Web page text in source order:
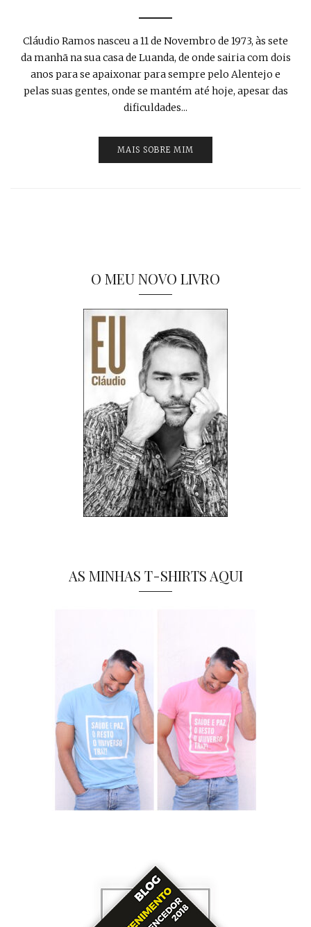
Cláudio Ramos nasceu a 11 de Novembro de 1973, às sete
da manhã na sua casa de Luanda, de onde sairia com dois
anos para se apaixonar para sempre pelo Alentejo e
pelas suas gentes, onde se mantém até hoje, apesar das
dificuldades...
MAIS SOBRE MIM
O MEU NOVO LIVRO
AS MINHAS T-SHIRTS AQUI